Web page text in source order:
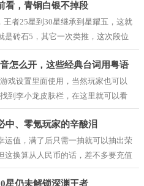
手游
5款手游
舞蹈
手游
儿童教育
0款手游
4级贡献，这样才能拿到相对于的市
了，毕竟全名电竞模式已经没了，
看官方意思了。
看，青铜白银不掉段
王者25星到30星继承到星耀五，这就
是砖石5，其它一次类推，这次段位
季的王者段位玩家太多了，所以为
这种段位继承的规则，至于S38赛季
息了，毕竟当前的时间段，正式S38
怎么开，这些经典台词用粤语
戏设置里面使用，当然玩家也可以
到李小龙皮肤栏，在这里就可以看
前提是玩家要购买了李小龙的语音
使用不了，而买了皮肤和语音包的
的李小龙皮肤语音吧！
中、零氪玩家的辛酸泪
运值，满了后只需一抽就可以抽出荣
这换算从人民币的话，差不多要充值
五折优惠抽奖，差不多也要1500元
星仍未解锁深渊王者